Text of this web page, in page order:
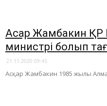
Асқар Жамбакин
министрі болып
21.11.2020 09:45
Асқар Жамбакин 1985 жылы